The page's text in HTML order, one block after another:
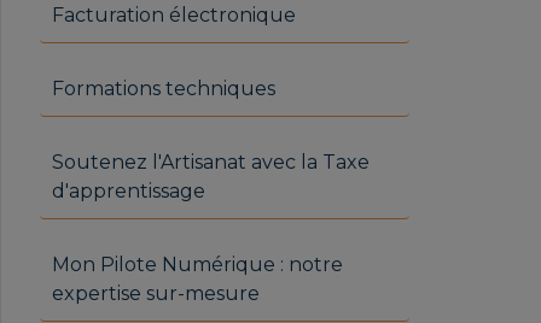
Facturation électronique
Formations techniques
Soutenez l'Artisanat avec la Taxe
d'apprentissage
Mon Pilote Numérique : notre
expertise sur-mesure